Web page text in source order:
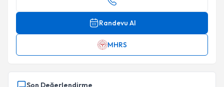
Randevu Al
MHRS
Son Değerlendirme